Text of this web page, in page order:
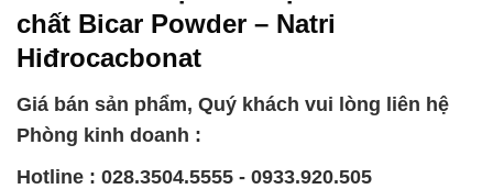
chất Bicar Powder – Natri
Hiđrocacbonat
Giá bán sản phẩm, Quý khách vui lòng liên hệ
Phòng kinh doanh :
Hotline : 028.3504.5555 - 0933.920.505